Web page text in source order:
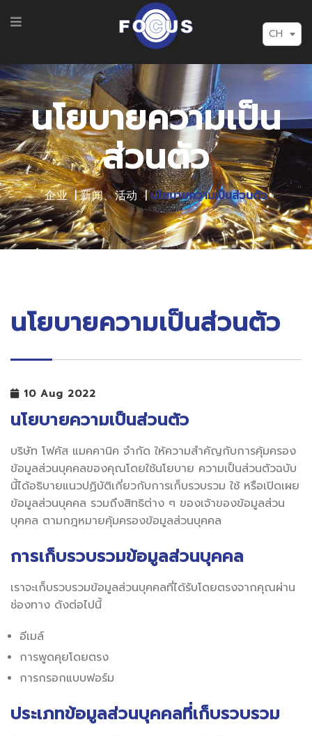
CH
นโยบายความเป็น
ส่วนตัว
企业 新闻、活动 นโยบายความเป็นส่วนตัว
นโยบายความเป็นส่วนตัว
10 Aug 2022
นโยบายความเป็นส่วนตัว
บริษัท โฟคัส แมคคานิค จำกัด ให้ความสำคัญกับการคุ้มครอง
ข้อมูลส่วนบุคคลของคุณโดยใช้นโยบาย ความเป็นส่วนตัวฉบับ
นี้ได้อธิบายแนวปฏิบัติเกี่ยวกับการเก็บรวบรวม ใช้ หรือเปิดเผย
ข้อมูลส่วนบุคคล รวมถึงสิทธิต่าง ๆ ของเจ้าของข้อมูลส่วน
บุคคล ตามกฎหมายคุ้มครองข้อมูลส่วนบุคคล
การเก็บรวบรวมข้อมูลส่วนบุคคล
เราจะเก็บรวบรวมข้อมูลส่วนบุคคลที่ได้รับโดยตรงจากคุณผ่าน
ช่องทาง ดังต่อไปนี้
อีเมล์
การพูดคุยโดยตรง
การกรอกแบบฟอร์ม
ประเภทข้อมูลส่วนบุคคลที่เก็บรวบรวม